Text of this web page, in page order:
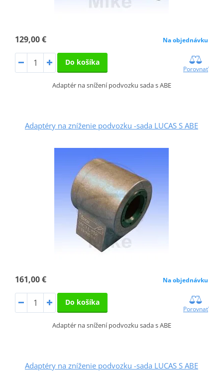
129,00 € Na objednávku
Do košíka
Porovnať
Adaptér na snížení podvozku sada s ABE
Adaptéry na zníženie podvozku -sada LUCAS S ABE
161,00 € Na objednávku
Do košíka
Porovnať
Adaptér na snížení podvozku sada s ABE
Adaptéry na zníženie podvozku -sada LUCAS S ABE